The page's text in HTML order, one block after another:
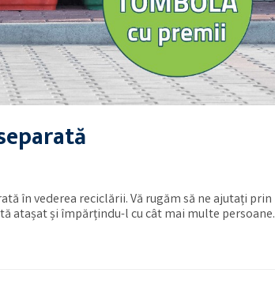
în vederea reciclării. Vă rugăm să ne ajutați prin
atașat și împărțindu-l cu cât mai multe persoane.